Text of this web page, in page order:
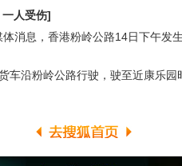
人受伤]
息，香港粉岭公路14日下午发
沿粉岭公路行驶，驶至近康乐园